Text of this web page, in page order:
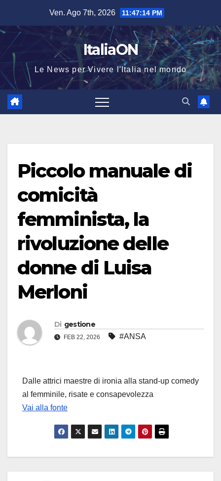
contenuto
Ven. Ago 7th, 2026 11:47:14 PM
ItaliaON
Le News per Vivere l'Italia nel mondo
Piccolo manuale di
comicità
femminista, la
rivoluzione delle
donne di Luisa
Merloni
Di gestione
FEB 22, 2026 #ANSA
Dalle attrici maestre di ironia alla stand-up comedy
al femminile, risate e consapevolezza
Vai alla fonte